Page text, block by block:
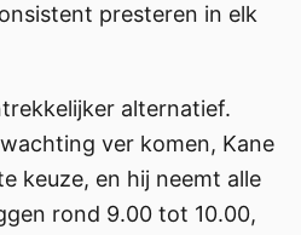
presteren in elk
alternatief.
ver komen, Kane
keuze, en hij neemt alle
rond 9.00 tot 10.00,